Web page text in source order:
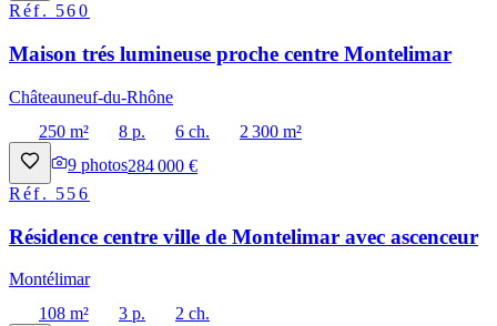
Réf. 560
Maison trés lumineuse proche centre Montelimar
Châteauneuf-du-Rhône
250 m²
8 p. 6 ch.
2 300 m²
9 photos284 000 €
Réf. 556
Résidence centre ville de Montelimar avec ascenceur
Montélimar
108 m²
3 p.
2 ch.